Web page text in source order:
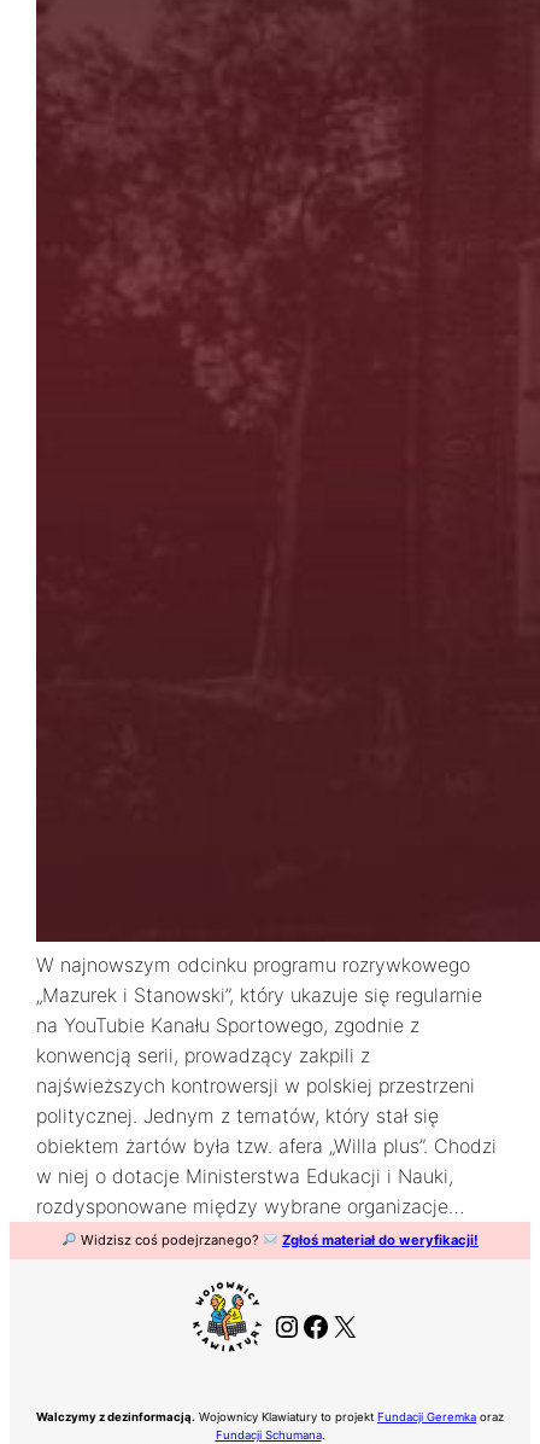
W najnowszym odcinku programu rozrywkowego
„Mazurek i Stanowski”, który ukazuje się regularnie
na YouTubie Kanału Sportowego, zgodnie z
konwencją serii, prowadzący zakpili z
najświeższych kontrowersji w polskiej przestrzeni
politycznej. Jednym z tematów, który stał się
obiektem żartów była tzw. afera „Willa plus”. Chodzi
w niej o dotacje Ministerstwa Edukacji i Nauki,
rozdysponowane między wybrane organizacje…
Widzisz coś podejrzanego? Zgłoś materiał do weryfikacji!
Instagram
Facebook
X
Walczymy z dezinformacją. Wojownicy Klawiatury to projekt Fundacji Geremka oraz
Fundacji Schumana.